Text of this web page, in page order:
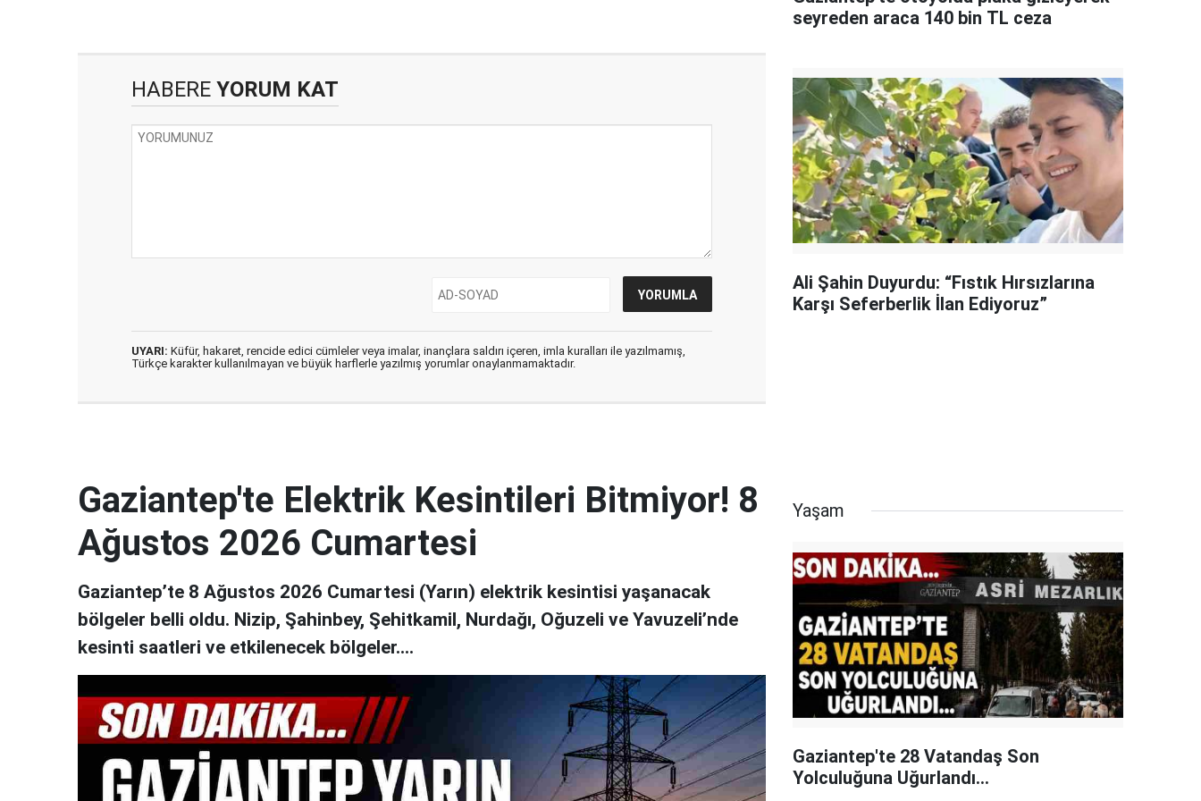
HABERE YORUM KAT
UYARI: Küfür, hakaret, rencide edici cümleler veya imalar, inançlara saldırı içeren, imla kuralları ile yazılmamış,
Türkçe karakter kullanılmayan ve büyük harflerle yazılmış yorumlar onaylanmamaktadır.
seyreden araca 140 bin TL ceza
Ali Şahin Duyurdu: “Fıstık Hırsızlarına
Karşı Seferberlik İlan Ediyoruz”
Gaziantep'te Elektrik Kesintileri Bitmiyor! 8
Ağustos 2026 Cumartesi
Gaziantep’te 8 Ağustos 2026 Cumartesi (Yarın) elektrik kesintisi yaşanacak
bölgeler belli oldu. Nizip, Şahinbey, Şehitkamil, Nurdağı, Oğuzeli ve Yavuzeli’nde
kesinti saatleri ve etkilenecek bölgeler....
Yaşam
Gaziantep'te 28 Vatandaş Son
Yolculuğuna Uğurlandı...